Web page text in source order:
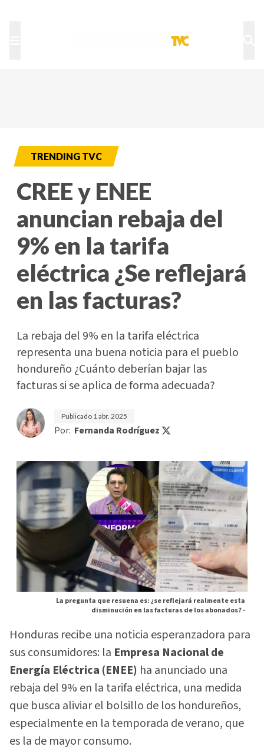
TRENDING TVC
CREE y ENEE
anuncian rebaja del
9% en la tarifa
eléctrica ¿Se reflejará
en las facturas?
La rebaja del 9% en la tarifa eléctrica
representa una buena noticia para el pueblo
hondureño ¿Cuánto deberían bajar las
facturas si se aplica de forma adecuada?
Publicado 1 abr. 2025
Por: Fernanda Rodríguez
La pregunta que resuena es: ¿se reflejará realmente esta
disminución en las facturas de los abonados? -
Honduras recibe una noticia esperanzadora para
sus consumidores: la Empresa Nacional de
Energía Eléctrica (ENEE) ha anunciado una
rebaja del 9% en la tarifa eléctrica, una medida
que busca aliviar el bolsillo de los hondureños,
especialmente en la temporada de verano, que
es la de mayor consumo.